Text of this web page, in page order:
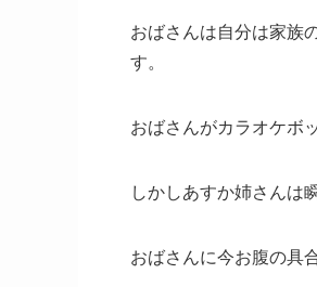
おばさんは自分は家族
す。
おばさんがカラオケボ
しかしあすか姉さんは
おばさんに今お腹の具